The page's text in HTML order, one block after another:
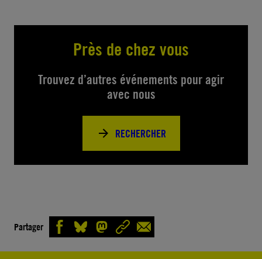
Près de chez vous
Trouvez d’autres événements pour agir
avec nous
RECHERCHER
Partager